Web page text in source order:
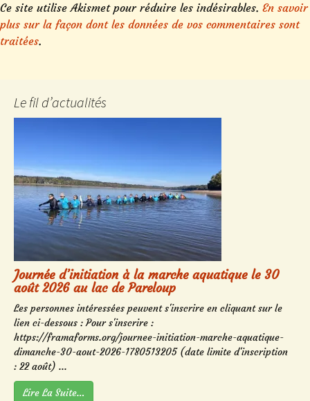
Ce site utilise Akismet pour réduire les indésirables. En savoir
plus sur la façon dont les données de vos commentaires sont
traitées.
Le fil d’actualités
Journée d’initiation à la marche aquatique le 30
août 2026 au lac de Pareloup
Les personnes intéressées peuvent s'inscrire en cliquant sur le
lien ci-dessous : Pour s'inscrire :
https://framaforms.org/journee-initiation-marche-aquatique-
dimanche-30-aout-2026-1780513205 (date limite d'inscription
: 22 août) ...
Lire La Suite…